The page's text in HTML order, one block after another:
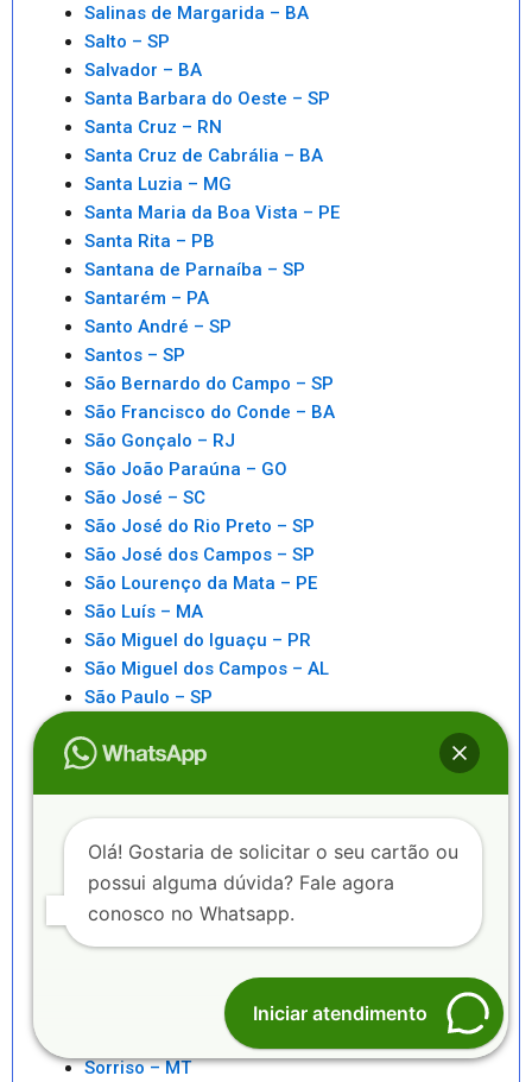
Salinas de Margarida – BA
Salto – SP
Salvador – BA
Santa Barbara do Oeste – SP
Santa Cruz – RN
Santa Cruz de Cabrália – BA
Santa Luzia – MG
Santa Maria da Boa Vista – PE
Santa Rita – PB
Santana de Parnaíba – SP
Santarém – PA
Santo André – SP
Santos – SP
São Bernardo do Campo – SP
São Francisco do Conde – BA
São Gonçalo – RJ
São João Paraúna – GO
São José – SC
São José do Rio Preto – SP
São José dos Campos – SP
São Lourenço da Mata – PE
São Luís – MA
São Miguel do Iguaçu – PR
São Miguel dos Campos – AL
São Paulo – SP
São Sebastiao – SP
Senhor do Bonfim – BA
Serra – ES
Serrinha – BA
Sete Lagoas – MG
Sorriso – MT
Olá! Gostaria de solicitar o seu cartão ou
possui alguma dúvida? Fale agora
conosco no Whatsapp.
Iniciar atendimento